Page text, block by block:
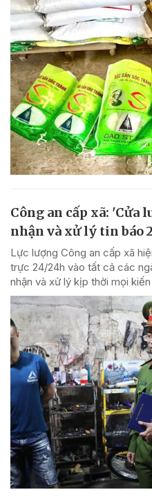
Công an cấp xã: 'Cửa
nhận và xử lý tin báo
Lực lượng Công an cấp xã
trực 24/24h vào tất cả các
nhận và xử lý kịp thời mọi